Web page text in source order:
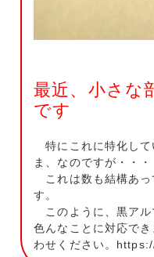
最近、小さな
です
特にこれに特化して
ま、なのですが・・・
これは数も結構あっ
す。
このように、黒アル
色んなことに対応で
わせください。